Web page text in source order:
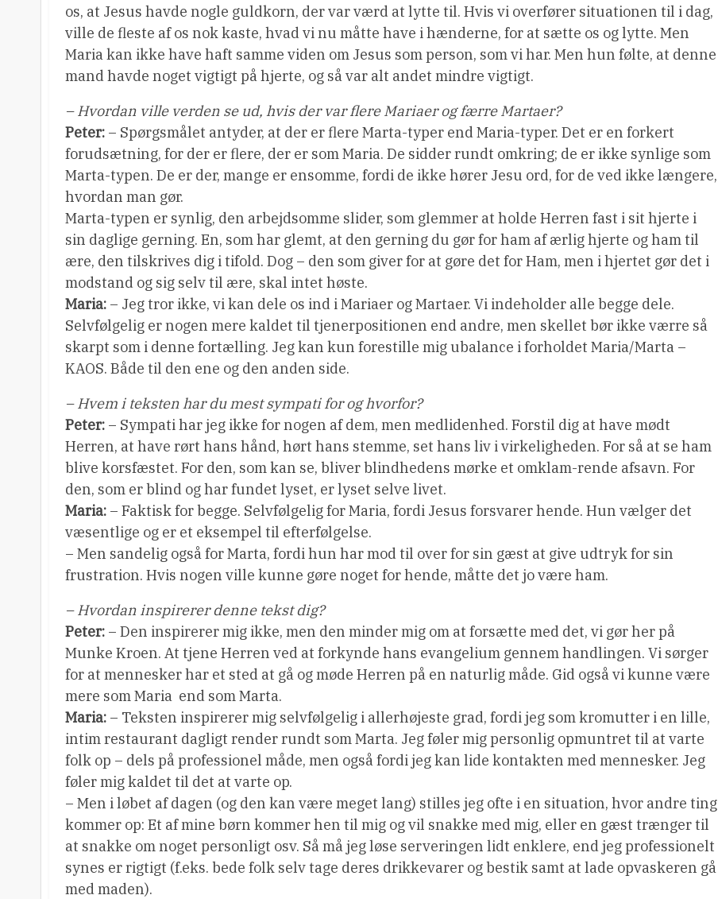
os, at Jesus havde nogle guldkorn, der var værd at lytte til. Hvis vi overfører situationen til i dag,
ville de fleste af os nok kaste, hvad vi nu måtte have i hænderne, for at sætte os og lytte. Men
Maria kan ikke have haft samme viden om Jesus som person, som vi har. Men hun følte, at denne
mand havde noget vigtigt på hjerte, og så var alt andet mindre vigtigt.
– Hvordan ville verden se ud, hvis der var flere Mariaer og færre Martaer?
Peter: – Spørgsmålet antyder, at der er flere Marta-typer end Maria-typer. Det er en forkert
forudsætning, for der er flere, der er som Maria. De sidder rundt omkring; de er ikke synlige som
Marta-typen. De er der, mange er ensomme, fordi de ikke hører Jesu ord, for de ved ikke længere,
hvordan man gør.
Marta-typen er synlig, den arbejdsomme slider, som glemmer at holde Herren fast i sit hjerte i
sin daglige gerning. En, som har glemt, at den gerning du gør for ham af ærlig hjerte og ham til
ære, den tilskrives dig i tifold. Dog – den som giver for at gøre det for Ham, men i hjertet gør det i
modstand og sig selv til ære, skal intet høste.
Maria: – Jeg tror ikke, vi kan dele os ind i Mariaer og Martaer. Vi indeholder alle begge dele.
Selvfølgelig er nogen mere kaldet til tjenerpositionen end andre, men skellet bør ikke værre så
skarpt som i denne fortælling. Jeg kan kun forestille mig ubalance i forholdet Maria/Marta –
KAOS. Både til den ene og den anden side.
– Hvem i teksten har du mest sympati for og hvorfor?
Peter: – Sympati har jeg ikke for nogen af dem, men medlidenhed. Forstil dig at have mødt
Herren, at have rørt hans hånd, hørt hans stemme, set hans liv i virkeligheden. For så at se ham
blive korsfæstet. For den, som kan se, bliver blindhedens mørke et omklam-rende afsavn. For
den, som er blind og har fundet lyset, er lyset selve livet.
Maria: – Faktisk for begge. Selvfølgelig for Maria, fordi Jesus forsvarer hende. Hun vælger det
væsentlige og er et eksempel til efterfølgelse.
– Men sandelig også for Marta, fordi hun har mod til over for sin gæst at give udtryk for sin
frustration. Hvis nogen ville kunne gøre noget for hende, måtte det jo være ham.
– Hvordan inspirerer denne tekst dig?
Peter: – Den inspirerer mig ikke, men den minder mig om at forsætte med det, vi gør her på
Munke Kroen. At tjene Herren ved at forkynde hans evangelium gennem handlingen. Vi sørger
for at mennesker har et sted at gå og møde Herren på en naturlig måde. Gid også vi kunne være
mere som Maria  end som Marta.
Maria: – Teksten inspirerer mig selvfølgelig i allerhøjeste grad, fordi jeg som kromutter i en lille,
intim restaurant dagligt render rundt som Marta. Jeg føler mig personlig opmuntret til at varte
folk op – dels på professionel måde, men også fordi jeg kan lide kontakten med mennesker. Jeg
føler mig kaldet til det at varte op.
– Men i løbet af dagen (og den kan være meget lang) stilles jeg ofte i en situation, hvor andre ting
kommer op: Et af mine børn kommer hen til mig og vil snakke med mig, eller en gæst trænger til
at snakke om noget personligt osv. Så må jeg løse serveringen lidt enklere, end jeg professionelt
synes er rigtigt (f.eks. bede folk selv tage deres drikkevarer og bestik samt at lade opvaskeren gå
med maden).